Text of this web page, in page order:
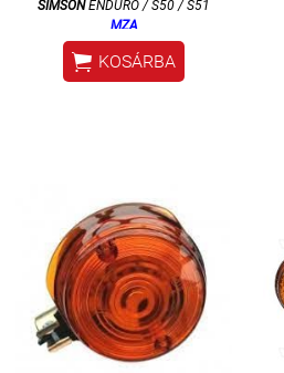
SIMSONENDURO / S50 / S51
MZA
 KOSÁRBA